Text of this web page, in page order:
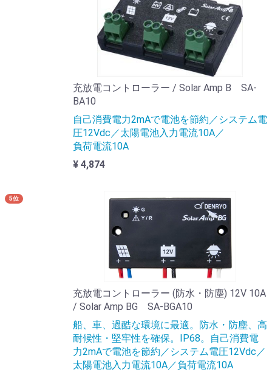
充放電コントローラー / Solar Amp B SA-
BA10
自己消費電力2mAで電池を節約／システム電
圧12Vdc／太陽電池入力電流10A／
負荷電流10A
¥ 4,874
5位
充放電コントローラー (防水・防塵) 12V 10A
/ Solar Amp BG SA-BGA10
船、車、過酷な環境に最適。防水・防塵、高
耐候性・堅牢性を確保。IP68。自己消費電
力2mAで電池を節約／システム電圧12Vdc／
太陽電池入力電流10A／負荷電流10A